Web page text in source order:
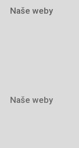
Naše weby
Naše weby